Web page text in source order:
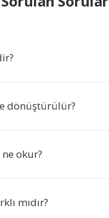
dönüştürülür?
ne okur?
mıdır?